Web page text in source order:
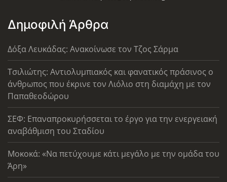
Δημοφιλή Άρθρα
Δόξα Λευκάδας: Ανακοίνωσε τον Τζος Σάρμα
Τσιλιώτης: Αντιολυμπιακός και φανατικός πράσινος ο
άνθρωπος που έκρινε τον Λιόλιο στη διαμάχη με τον
Παπαθεοδώρου
ΣΕΦ: Επαναπροκυρήσσεται το έργο για την ενεργειακή
αναβάθμιση του Σταδίου
Μοκοκά: «Να πετύχουμε κάτι μεγάλο με την ομάδα του
Άρη»